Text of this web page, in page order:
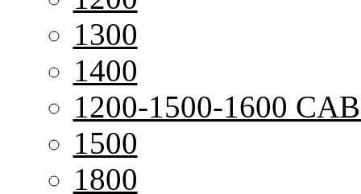
1300
1400
1200-1500-1600
1500
1800